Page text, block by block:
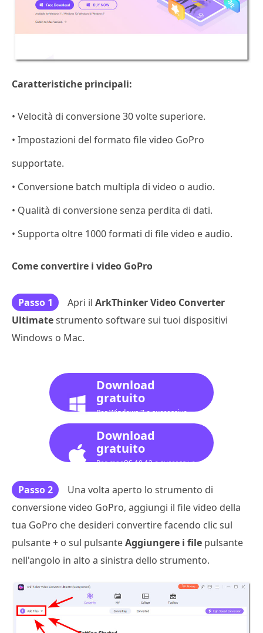
Caratteristiche principali:
• Velocità di conversione 30 volte superiore.
• Impostazioni del formato file video GoPro
supportate.
• Conversione batch multipla di video o audio.
• Qualità di conversione senza perdita di dati.
• Supporta oltre 1000 formati di file video e audio.
Come convertire i video GoPro
Passo 1 Apri il ArkThinker Video Converter
Ultimatestrumento software sui tuoi dispositivi
Windows o Mac.
Download
gratuito
Per Windows 7 o successivo
Download
gratuito
Per macOS 10.12 o successivo
Passo 2
Una volta aperto lo strumento di
conversione video GoPro, aggiungi il file video della
tua GoPro che desideri convertire facendo clic sul
pulsante + o sul pulsanteAggiungere i file pulsante
nell'angolo in alto a sinistra dello strumento.